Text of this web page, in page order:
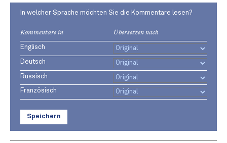
In welcher Sprache möchten Sie die Kommentare lesen?
Kommentare in Übersetzen nach
Englisch
Deutsch
Russisch
Französisch
Speichern